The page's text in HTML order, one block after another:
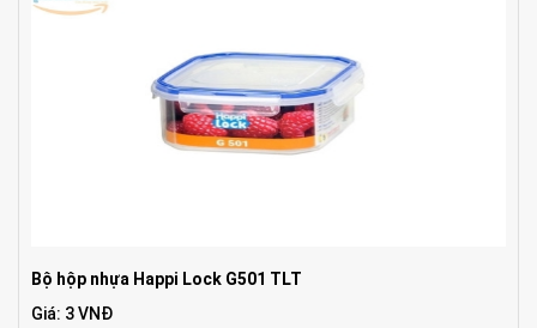
Bộ hộp nhựa Happi Lock G501 TLT
Giá: 3 VNĐ